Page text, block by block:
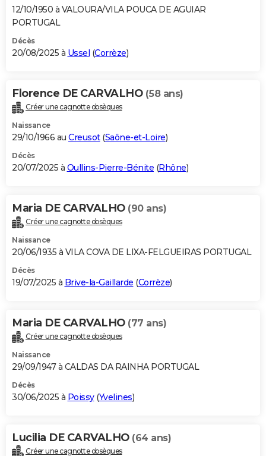
12/10/1950 à VALOURA/VILA POUCA DE AGUIAR
PORTUGAL
Décès
20/08/2025 à Ussel (Corrèze)
Florence DE CARVALHO (58 ans)
Créer une cagnotte obsèques
Naissance
29/10/1966 au Creusot(Saône-et-Loire)
Décès
20/07/2025 à Oullins-Pierre-Bénite (Rhône)
Maria DE CARVALHO (90 ans)
Créer une cagnotte obsèques
Naissance
20/06/1935 à VILA COVA DE LIXA-FELGUEIRAS PORTUGAL
Décès
19/07/2025 à Brive-la-Gaillarde (Corrèze)
Maria DE CARVALHO (77 ans)
Créer une cagnotte obsèques
Naissance
29/09/1947 à CALDAS DA RAINHA PORTUGAL
Décès
30/06/2025 à Poissy(Yvelines)
Lucilia DE CARVALHO (64 ans)
Créer une cagnotte obsèques